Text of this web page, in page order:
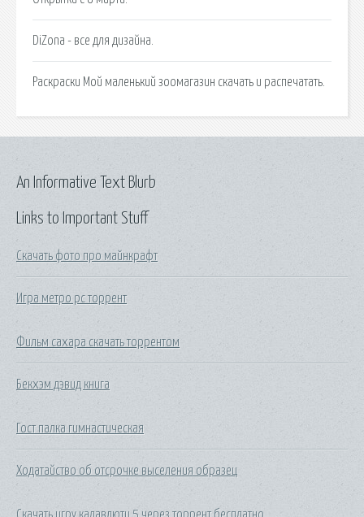
DiZona - все для дизайна.
Раскраски Мой маленький зоомагазин скачать и распечатать.
Links to Important Stuff
Скачать фото про майнкрафт
Игра метро pc торрент
Фильм сахара скачать торрентом
Бекхэм дэвид книга
Гост палка гимнастическая
Ходатайство об отсрочке выселения образец
Скачать игру калавдюти 5 через торрент бесплатно
An Informative Text Blurb